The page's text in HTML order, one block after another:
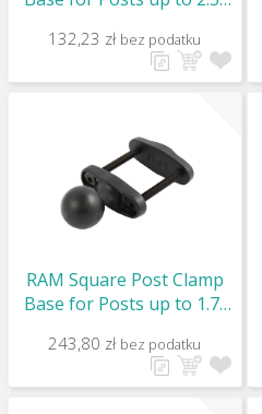
25
132,23 zł bez podatku
RAM Square Post Clamp
Base for Posts up to 1.7"
17
243,80 zł bez podatku